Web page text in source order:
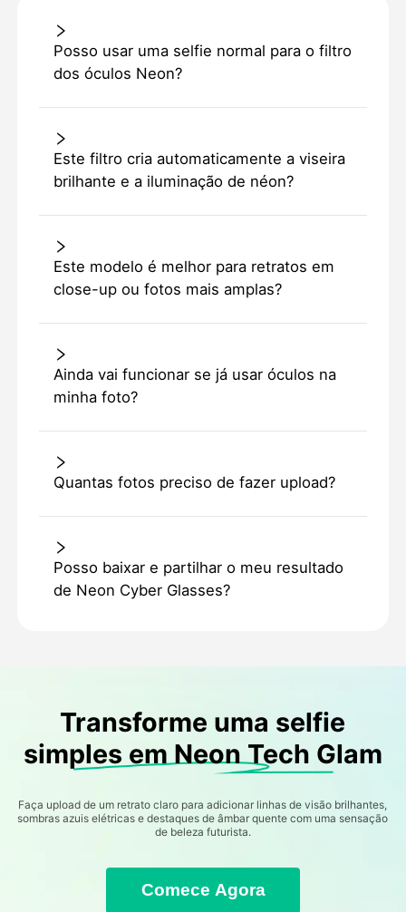
Posso usar uma selfie normal para o filtro
dos óculos Neon?
Este filtro cria automaticamente a viseira
brilhante e a iluminação de néon?
Este modelo é melhor para retratos em
close-up ou fotos mais amplas?
Ainda vai funcionar se já usar óculos na
minha foto?
Quantas fotos preciso de fazer upload?
Posso baixar e partilhar o meu resultado
de Neon Cyber Glasses?
Transforme uma selfie
simples em Neon Tech Glam
Faça upload de um retrato claro para adicionar linhas de visão brilhantes,
sombras azuis elétricas e destaques de âmbar quente com uma sensação
de beleza futurista.
Comece Agora